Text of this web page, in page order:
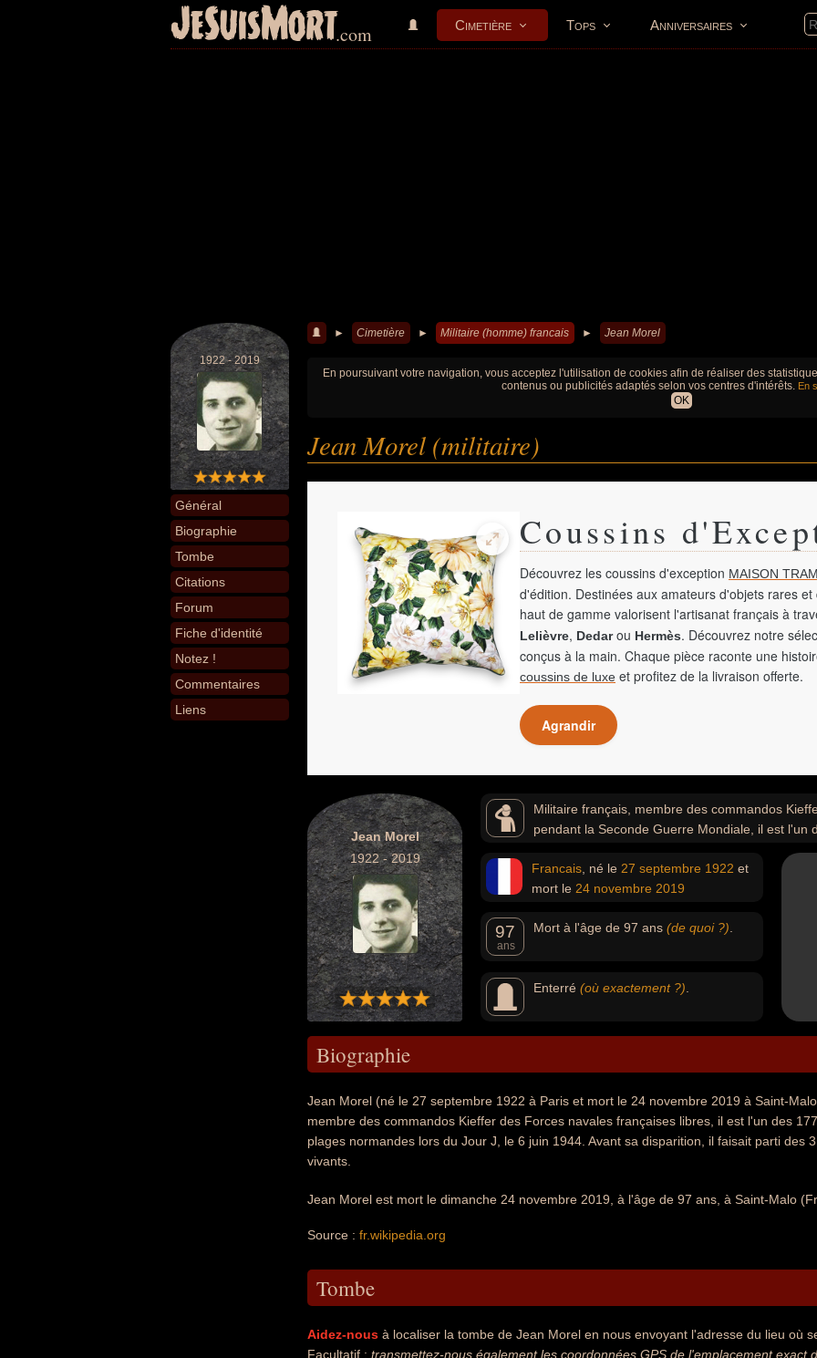
JeSuisMort.com Cimetière Tops Anniversaires
1922 - 2019
Général
Biographie
Tombe
Citations
Forum
Fiche d'identité
Notez !
Commentaires
Liens
► Cimetière ► Militaire (homme) francais ► Jean Morel
En poursuivant votre navigation, vous acceptez l'utilisation de cookies afin de réaliser des
contenus ou publicités adaptés selon vos centres d'intérêts. En
OK
Jean Morel (militaire)
Coussins
Découvrez les coussins d'exception MAISON
d'édition. Destinées aux amateurs d'objets rares
haut de gamme valorisent l'artisanat français à
Lelièvre, Dedarou Hermès. Découvrez notre
conçus à la main. Chaque pièce raconte une
coussins de luxe et profitez de la livraison offerte.
Agrandir
Jean Morel
1922 - 2019
Militaire français, membre des commandos
pendant la Seconde Guerre Mondiale, il est l'un
Francais , né le 27 septembre 1922 et
mort le 24 novembre 2019
97
ans
Mort à l'âge de 97 ans (de quoi ?)
Enterré (où exactement ?)
Biographie
Jean Morel (né le 27 septembre 1922 à Paris et mort le 24 novembre 2019 à Saint-
membre des commandos Kieffer des Forces navales françaises libres, il est l'un des
plages normandes lors du Jour J, le 6 juin 1944. Avant sa disparition, il faisait parti des
vivants.
Jean Morel est mort le dimanche 24 novembre 2019, à l'âge de 97 ans, à Saint-Malo
Source : fr.wikipedia.org
Tombe
Aidez-nous à localiser la tombe de Jean Morel en nous envoyant l'adresse du lieu où
Facultatif : transmettez-nous également les coordonnées GPS de l'emplacement exact